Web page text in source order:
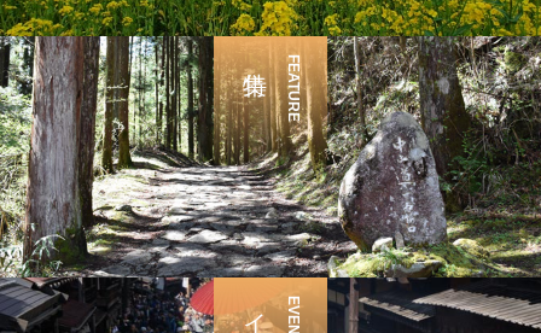
FEATURE
EVENT